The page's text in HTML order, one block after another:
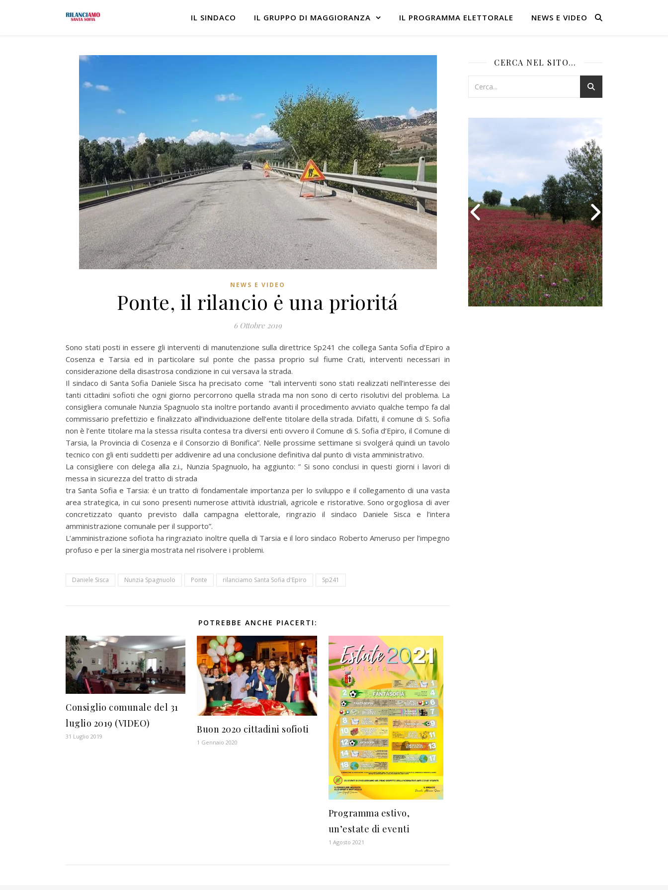
IL SINDACO IL GRUPPO DI MAGGIORANZA IL PROGRAMMA ELETTORALE NEWS E VIDEO
NEWS E VIDEO
Ponte, il rilancio ė una prioritá
6 Ottobre 2019
Sono stati posti in essere gli interventi di manutenzione sulla direttrice Sp241 che collega Santa Sofia d’Epiro a
Cosenza e Tarsia ed in particolare sul ponte che passa proprio sul fiume Crati, interventi necessari in
considerazione della disastrosa condizione in cui versava la strada.
Il sindaco di Santa Sofia Daniele Sisca ha precisato come “tali interventi sono stati realizzati nell’interesse dei
tanti cittadini sofioti che ogni giorno percorrono quella strada ma non sono di certo risolutivi del problema. La
consigliera comunale Nunzia Spagnuolo sta inoltre portando avanti il procedimento avviato qualche tempo fa dal
commissario prefettizio e finalizzato all’individuazione dell’ente titolare della strada. Difatti, il comune di S. Sofia
non è l’ente titolare ma la stessa risulta contesa tra diversi enti ovvero il Comune di S. Sofia d’Epiro, il Comune di
Tarsia, la Provincia di Cosenza e il Consorzio di Bonifica”. Nelle prossime settimane si svolgerá quindi un tavolo
tecnico con gli enti suddetti per addivenire ad una conclusione definitiva dal punto di vista amministrativo.
La consigliere con delega alla z.i., Nunzia Spagnuolo, ha aggiunto: ” Si sono conclusi in questi giorni i lavori di
messa in sicurezza del tratto di strada
tra Santa Sofia e Tarsia: ė un tratto di fondamentale importanza per lo sviluppo e il collegamento di una vasta
area strategica, in cui sono presenti numerose attività idustriali, agricole e ristorative. Sono orgogliosa di aver
concretizzato quanto previsto dalla campagna elettorale, ringrazio il sindaco Daniele Sisca e l’intera
amministrazione comunale per il supporto”.
L’amministrazione sofiota ha ringraziato inoltre quella di Tarsia e il loro sindaco Roberto Ameruso per l’impegno
profuso e per la sinergia mostrata nel risolvere i problemi.
Daniele Sisca Nunzia Spagnuolo Ponte rilanciamo Santa Sofia d'Epiro Sp241
POTREBBE ANCHE PIACERTI:
Consiglio comunale del 31
luglio 2019 (VIDEO)
31 Luglio 2019
Buon 2020 cittadini sofioti
1 Gennaio 2020
Programma estivo,
un’estate di eventi
1 Agosto 2021
CERCA NEL SITO…